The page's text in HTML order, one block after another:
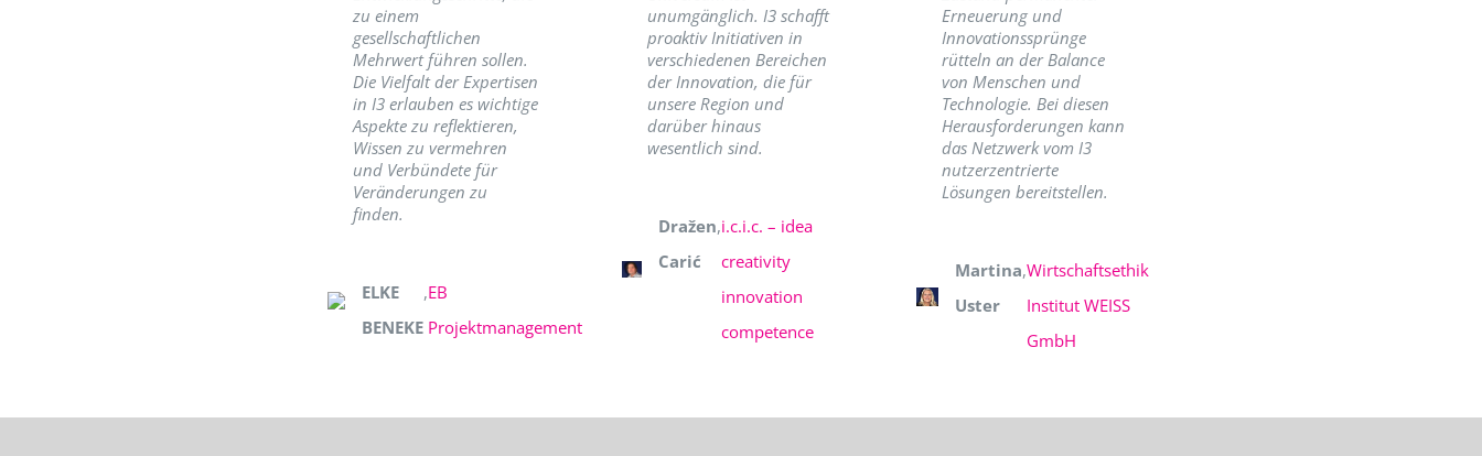
zu einem
gesellschaftlichen
Mehrwert führen sollen.
Die Vielfalt der Expertisen
in I3 erlauben es wichtige
Aspekte zu reflektieren,
Wissen zu vermehren
und Verbündete für
Veränderungen zu
finden.
ELKE
BENEKE
,EB
Projektmanagement
unumgänglich. I3 schafft
proaktiv Initiativen in
verschiedenen Bereichen
der Innovation, die für
unsere Region und
darüber hinaus
wesentlich sind.
Dražen
Carić
,i.c.i.c. – idea
creativity
innovation
competence
Erneuerung und
Innovationssprünge
rütteln an der Balance
von Menschen und
Technologie. Bei diesen
Herausforderungen kann
das Netzwerk vom I3
nutzerzentrierte
Lösungen bereitstellen.
Martina
Uster
,Wirtschaftsethik
Institut WEISS
GmbH